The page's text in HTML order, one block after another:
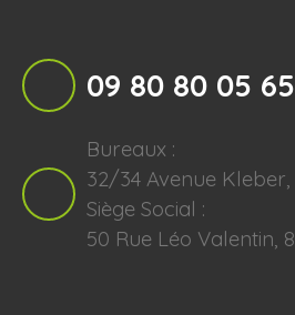
09 80 80 05 65
Bureaux :
32/34 Avenue Kleber,
Siège Social :
50 Rue Léo Valentin,